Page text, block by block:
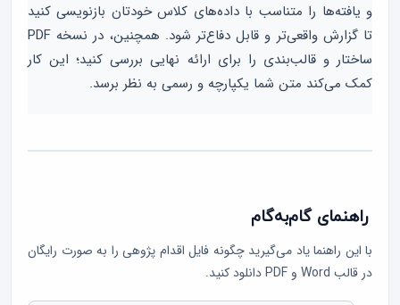
و یافته‌ها را متناسب با داده‌های کلاس خودتان بازنویسی کنید
تا گزارش واقعی‌تر و قابل دفاع‌تر شود. همچنین، در نسخه PDF
ساختار و قالب‌بندی را برای ارائه نهایی بررسی کنید؛ این کار
کمک می‌کند متن شما یکپارچه و رسمی به نظر برسد.
راهنمای گام‌به‌گام
با این راهنما یاد می‌گیرید چگونه فایل اقدام پژوهی را به صورت رایگان
در قالب Word و PDF دانلود کنید.